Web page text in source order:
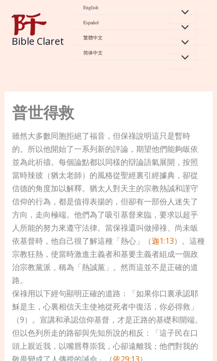
content
Bible Claret
English
Español
繁體中文
简体中文
普世得救
雖然大多數同胞拒絕了福音，但保祿說明這只是暫時
的。所以他開始了一系列新的評論，期望他們能夠皈依
並為此祈禱。每個論點都以同樣的辯論語氣展開，按照
當時辣彼（猶太老師）的風格從聖經裏引經據典，卻從
信德的角度加以解釋。猶太人對天主的宗教熱誠和謹守
信仰的行為，都是值得表揚的，但卻有一部份人迷失了
方向，走向極端。他們為了吸引基督來臨，要求以超乎
人所能的努力來遵守法律。當保祿還叫做掃祿、尚未皈
依基督時，他自己很了解這種「熱心」（迦1:13）。這種
宗教狂熱，使當時激進主義者和基要主義者組成一個政
治宗教黨派，稱為「熱誠黨」。然而這並不是正確的道
路。
保祿用以下經句顯明正確的道路：「如果你口裏承認耶
穌是主，心裏相信天主使祂從死者中復活，你必得救」
（9）。宣講和承認信仰基督，才是正路的基礎和開端。
但以色列所走的路卻與先知所說的相反：「這子民在口
頭上親近我，以嘴唇尊崇我，心卻遠離我；他們對我的